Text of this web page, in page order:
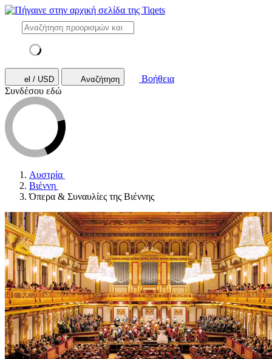
el / USD Αναζήτηση
Βοήθεια
Συνδέσου εδώ
Αυστρία
Βιέννη
Όπερα & Συναυλίες της Βιέννης